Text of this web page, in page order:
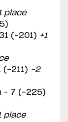
place
(-201) +1
(-211) -2
– 7 (-225)
place